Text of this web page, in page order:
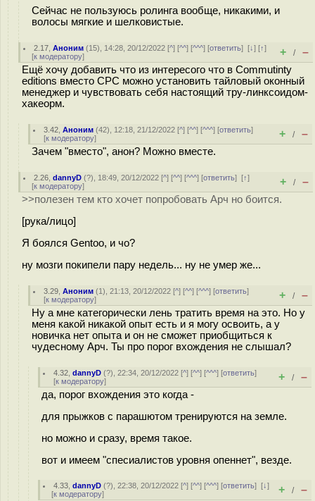
Сейчас не пользуюсь ролинга вообще, никакими, и
волосы мягкие и шелковистые.
2.17 ,Аноним (15), 14:28, 20/12/2022 [^] [^^] [^^^] [ответить][↓] [↑]
[к модератору] + / –
Ещё хочу добавить что из интересого что в Commutinty
editions вместо СРС можно установить тайловый оконный
менеджер и чувствовать себя настоящий тру-линксоидом-
хакеорм.
3.42 ,Аноним (42), 12:18, 21/12/2022 [^] [^^] [^^^] [ответить]
[к модератору] + / –
Зачем "вместо", анон? Можно вместе.
2.26 ,dannyD (?), 18:49, 20/12/2022 [^] [^^] [^^^] [ответить][↑]
[к модератору] + / –
>>полезен тем кто хочет попробовать Арч но боится.
[рука/лицо]
Я боялся Gentoo, и чо?
ну мозги покипели пару недель... ну не умер же...
3.29 ,Аноним (1), 21:13, 20/12/2022 [^] [^^] [^^^] [ответить]
[к модератору] + / –
Ну а мне категорически лень тратить время на это. Но у
меня какой никакой опыт есть и я могу освоить, а у
новичка нет опыта и он не сможет приобщиться к
чудесному Арч. Ты про порог вхождения не слышал?
4.32 ,dannyD (?), 22:34, 20/12/2022 [^] [^^] [^^^] [ответить]
[к модератору] + / –
да, порог вхождения это когда -
для прыжков с парашютом тренируются на земле.
но можно и сразу, время такое.
вот и имеем "спесиалистов уровня опеннет", везде.
4.33 ,dannyD (?), 22:38, 20/12/2022 [^] [^^] [^^^] [ответить][↓]
[к модератору] + / –